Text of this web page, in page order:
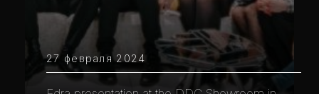
27 февраля 2024